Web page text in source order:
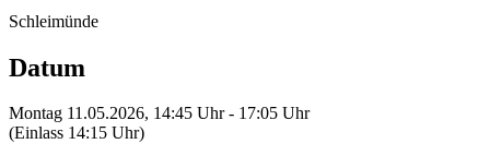
Schleimünde
Datum
Montag 11.05.2026, 14:45 Uhr - 17:05 Uhr
(Einlass 14:15 Uhr)